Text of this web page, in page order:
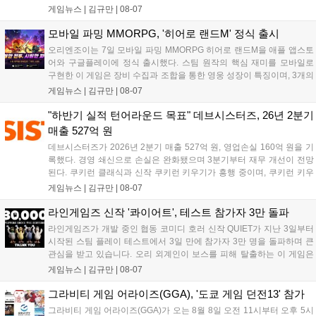
위한 전투를 펼친다. 지휘관 모집, 피난처 운영, 연맹 협동 콘텐츠가 특징
지원 보상을 제공한다. 상세 내용은 공식 커뮤니티에서 확인 가능하다....
게임뉴스 | 김규만 | 08-07
모바일 파밍 MMORPG, '히어로 랜드M' 정식 출시
오리엔조이는 7일 모바일 파밍 MMORPG 히어로 랜드M을 애플 앱스토
어와 구글플레이에 정식 출시했다. 스팀 원작의 핵심 재미를 모바일로
구현한 이 게임은 장비 수집과 조합을 통한 영웅 성장이 특징이며, 3개의
무기 스킬을 활용한 전략적 전투와 길드전 등 다양한 콘텐츠를 제공한
혜택을 지급하며, 상세 내용은 공식 라운지에서 확인할 수 있다. 이용자
는 게임 접속 및 주요 콘텐츠 플레이를 통해 성장을 지원받을 수 있다....
게임뉴스 | 김규만 | 08-07
"하반기 실적 턴어라운드 목표" 데브시스터즈, 26년 2분기
매출 527억 원
데브시스터즈가 2026년 2분기 매출 527억 원, 영업손실 160억 원을 기
록했다. 경영 쇄신으로 손실은 완화됐으며 3분기부터 재무 개선이 전망
된다. 쿠키런 클래식과 신작 쿠키런 키우기가 흥행 중이며, 쿠키런 키우
기는 13일 첫 업데이트를 시작으로 2주 간격의 콘텐츠를 제공한다. 또한
이다. 회사는 비용 효율화와 신작 흥행을 통해 하반기 실적 턴어라운드
게임뉴스 | 김규만 | 08-07
라인게임즈 신작 '콰이어트', 테스트 참가자 3만 돌파
라인게임즈가 개발 중인 협동 코미디 호러 신작 QUIET가 지난 3일부터
시작된 스팀 플레이 테스트에서 3일 만에 참가자 3만 명을 돌파하며 큰
관심을 받고 있습니다. 오리 외계인이 보스를 피해 탈출하는 이 게임은
최대 4인 협동을 지원하며, 소음 관리와 물리 법칙을 활용한 전략적 플레
을 개선 중이며, 상세 정보는 스팀 페이지에서 확인 가능합니다....
게임뉴스 | 김규만 | 08-07
그라비티 게임 어라이즈(GGA), '도쿄 게임 던전13' 참가
그라비티 게임 어라이즈(GGA)가 오는 8월 8일 오전 11시부터 오후 5시